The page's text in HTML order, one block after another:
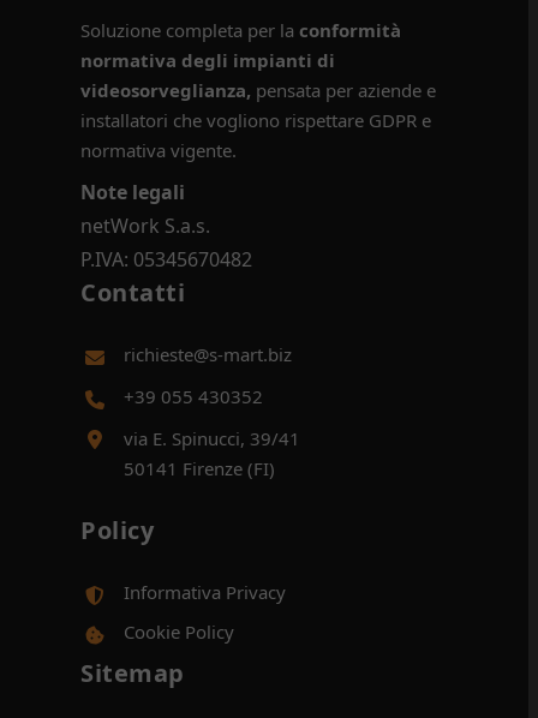
Soluzione completa per laconformità
normativa degli impianti di
videosorveglianza, pensata per aziende e
installatori che vogliono rispettare GDPR e
normativa vigente.
Note legali
netWork S.a.s.
P.IVA: 05345670482
Contatti
richieste@s-mart.biz
+39 055 430352
via E. Spinucci, 39/41
50141 Firenze (FI)
Policy
Informativa Privacy
Cookie Policy
Sitemap